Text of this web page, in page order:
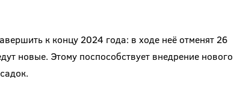
к концу 2024 года: в ходе неё отменят 26
новые. Этому поспособствует внедрение нового